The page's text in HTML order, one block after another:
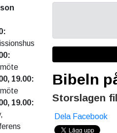
19.00:
19.00:
Bibeln
Storslagen
Dela Facebook